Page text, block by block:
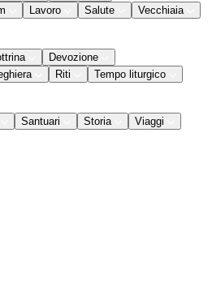
Lavoro Salute
Vecchiaia
Devozione
Riti
Tempo liturgico
Santuari Storia Viaggi